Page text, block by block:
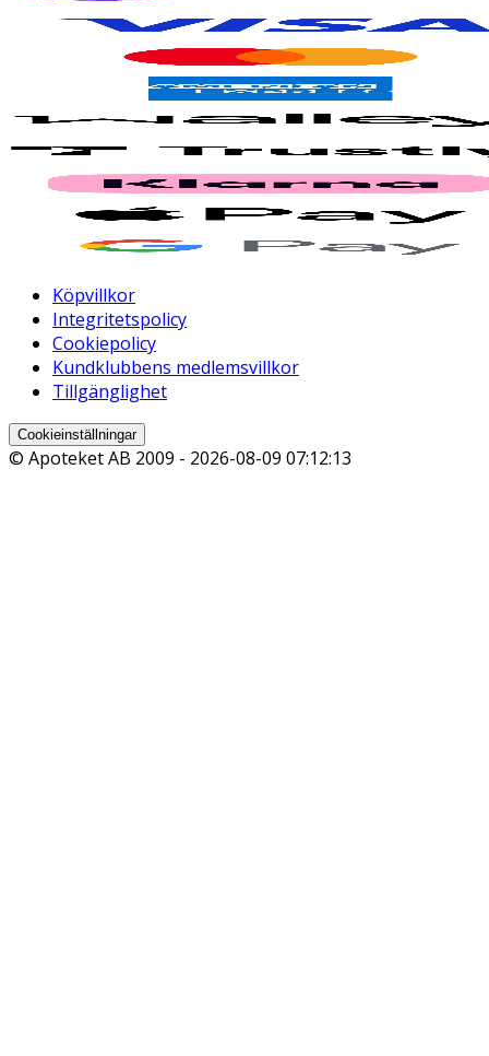
Köpvillkor
Integritetspolicy
Cookiepolicy
Kundklubbens medlemsvillkor
Tillgänglighet
Cookieinställningar
© Apoteket AB 2009 - 2026-08-09 07:12:13